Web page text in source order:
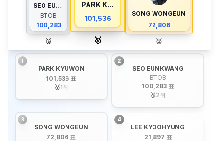
SEO EUNKWANG
BTOB
100,283
🥈
PARK KYUWON
101,536
🥇
SONG WONGEUN
72,806
🥉
1
PARK KYUWON
101,536 표
🥇1위
2
SEO EUNKWANG
BTOB
100,283 표
🥈2위
3
SONG WONGEUN
72,806 표
4
LEE KYOOHYUNG
21,897 표